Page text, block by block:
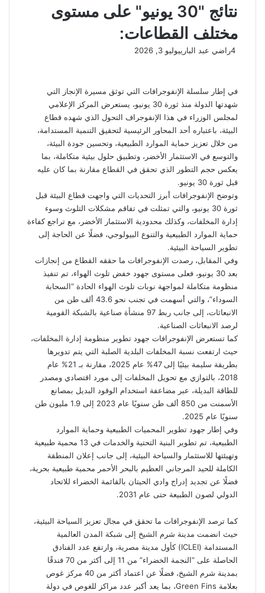
نتائج "30 يونيو" على مستوى
مختلف القطاعات:
راضي عبد البارييوليو 3, 2026
في إطار سلسلة الإنفوجرافات التي توثق مسيرة الإنجاز التي
شهدتها الدولة منذ ثورة 30 يونيو، يستعرض المركز الإعلامي
لمجلس الوزراء في هذا الإنفوجراف التحول الذي شهده قطاع
البيئة، باعتباره أحد المحاور الرئيسية لتحقيق التنمية المستدامة،
من خلال تعزيز حماية الموارد الطبيعية، وتحسين جودة البيئة،
والتوسع في الاستثمار الأخضر، وتطبيق حلول بيئية متكاملة، بما
يعكس حجم التطور الذي تحقق في القطاع مقارنة بما كان عليه
قبل ثورة 30 يونيو.
وتوضح الإنفوجرافات أبرز التحديات التي واجهت قطاع البيئة قبل
ثورة 30 يونيو، والتي تمثلت في تفاقم مشكلات التلوث وسوء
إدارة المخلفات، وكذلك محدودية الاستثمار الأخضر، مع تراجع كفاءة
حماية الموارد الطبيعية والتنوع البيولوجي، فضلًا عن الحاجة إلى
تطوير السياحة البيئية.
وفي المقابل، رصدت الإنفوجرافات ما حققه القطاع من إنجازات
بعد 30 يونيو، فعلى مستوى جهود خفض تلوث الهواء، تم تنفيذ
منظومة متكاملة لمواجهة نوبات تلوث الهواء الحادة “السحابة
السوداء”، والتي أسهمت في تجنب نحو 43.6 ألف طن من
الانبعاثات، إلى جانب ربط 97 منشأة صناعية بالشبكة القومية
لرصد الانبعاثات الصناعية.
كما تستعرض الإنفوجرافات جهود تطوير منظومة إدارة المخلفات،
حيث ارتفعت نسبة المخلفات البلدية الصلبة التي يتم تدويرها
بطريقة سليمة بيئيًا إلى 47% عام 2025، مقارنة بـ 21% عام
2018، بالتوازي مع تحويل المخلفات إلى مورد اقتصادي ومصدر
للطاقة البديلة، عبر مضاعفة استخدام الوقود البديل بمصانع
الأسمنت من 850 ألف طن سنويًا عام 2023 إلى 1.9 مليون طن
سنويًا عام 2025.
وفي إطار جهود تطوير المحميات الطبيعية وحماية الموارد
الطبيعية، تم تطوير البنية التحتية والخدمات في 13 محمية طبيعية
وتهيئتها للاستثمار والسياحة البيئية، إلى جانب إعلان المنطقة
الكاملة للحيد المرجاني العظيم بالبحر الأحمر محمية طبيعية بحرية،
فضلًا عن تجديد إدراج وادي الحيتان بالقائمة الخضراء للاتحاد
الدولي لصون الطبيعة حتى عام 2031.
كما ترصد الإنفوجرافات ما تحقق في مجال تعزيز السياحة البيئية،
حيث انضمت مدينة شرم الشيخ إلى شبكة المدن العالمية
المستدامة (ICLEI) كأول مدينة مصرية، وارتفع عدد الفنادق
الحاصلة على “النجمة الخضراء” من 11 إلى أكثر من 70 فندقًا
بمدينة شرم الشيخ، فضلًا عن اعتماد أكثر من 40 مركز غوص
بعلامة Green Fins، بما يعد أكبر عدد مراكز للغوص في دولة